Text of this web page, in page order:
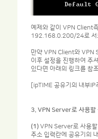
예제와 같이 VPN Client
192.168.0.200/24로 서
만약 VPN Client와 VPN
이후 설정을 진행하여 주
있다면 아래의 링크를 참
[ipTIME 공유기의 내부
3. VPN Server로 사용할
(1) VPN Server로 사용할
주소 입력란에 공유기의